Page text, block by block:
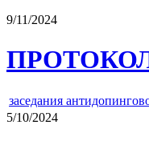
9/11/2024
заседания
5/10/2024